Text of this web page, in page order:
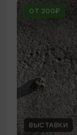
ОТ 200₽
ВЫСТАВКИ